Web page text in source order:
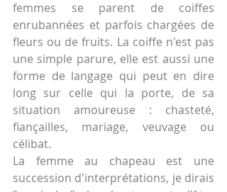
femmes se parent de coiffes
enrubannées et parfois chargées de
fleurs ou de fruits. La coiffe n'est pas
une simple parure, elle est aussi une
forme de langage qui peut en dire
long sur celle qui la porte, de sa
situation amoureuse : chasteté,
fiançailles, mariage, veuvage ou
célibat.
La femme au chapeau est une
succession d'interprétations, je dirais